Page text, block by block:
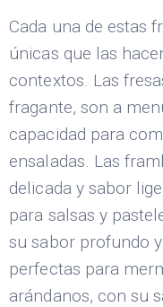
Cada una de estas
únicas que las
contextos. Las
fragante, son a
capacidad para
ensaladas. Las
delicada y sabor
para salsas y
su sabor profundo
perfectas para
arándanos, con su